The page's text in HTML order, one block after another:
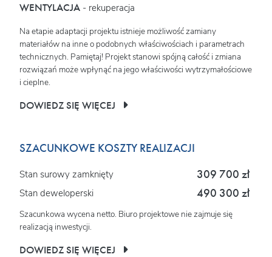
WENTYLACJA - rekuperacja
Na etapie adaptacji projektu istnieje możliwość zamiany
materiałów na inne o podobnych właściwościach i parametrach
technicznych. Pamiętaj! Projekt stanowi spójną całość i zmiana
rozwiązań może wpłynąć na jego właściwości wytrzymałościowe
i cieplne.
DOWIEDZ SIĘ WIĘCEJ
SZACUNKOWE KOSZTY REALIZACJI
Stan surowy zamknięty 309 700 zł
Stan deweloperski 490 300 zł
Szacunkowa wycena netto. Biuro projektowe nie zajmuje się
realizacją inwestycji.
DOWIEDZ SIĘ WIĘCEJ